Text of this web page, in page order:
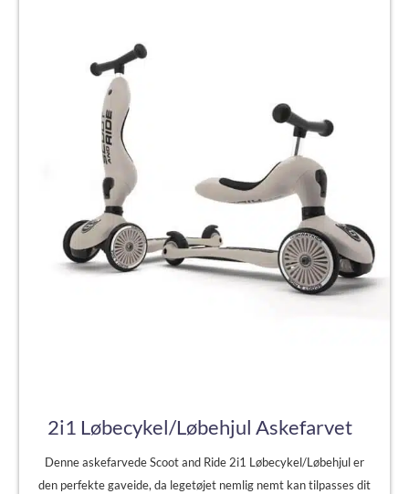
2i1 Løbecykel/Løbehjul Askefarvet
Denne askefarvede Scoot and Ride 2i1 Løbecykel/Løbehjul er
den perfekte gaveide, da legetøjet nemlig nemt kan tilpasses dit